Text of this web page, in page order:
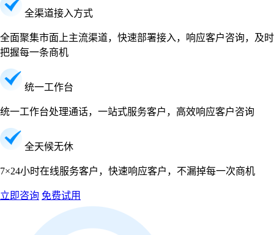
全渠道接入方式
全面聚集市面上主流渠道，快速部署接入，响应客户咨询，及时
把握每一条商机
统一工作台
统一工作台处理通话，一站式服务客户，高效响应客户咨询
全天候无休
7×24小时在线服务客户，快速响应客户，不漏掉每一次商机
立即咨询 免费试用